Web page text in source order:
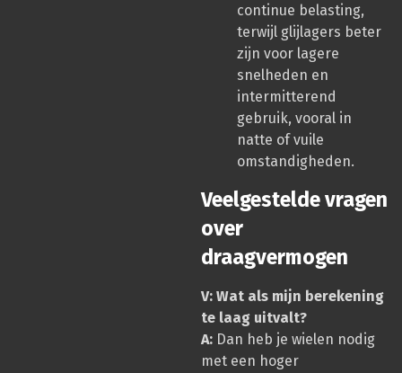
continue belasting,
terwijl glijlagers beter
zijn voor lagere
snelheden en
intermitterend
gebruik, vooral in
natte of vuile
omstandigheden.
Veelgestelde vragen
over
draagvermogen
V: Wat als mijn berekening
te laag uitvalt?
A: Dan heb je wielen nodig
met een hoger